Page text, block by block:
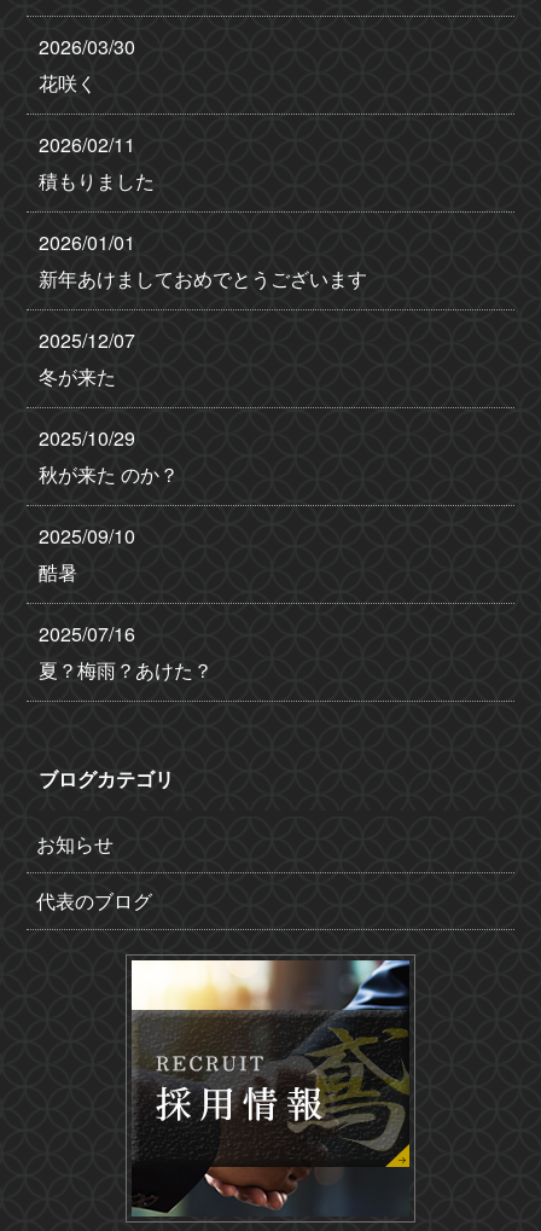
2026/03/30
花咲く
2026/02/11
積もりました
2026/01/01
新年あけましておめでとうございます
2025/12/07
冬が来た
2025/10/29
秋が来た のか？
2025/09/10
酷暑
2025/07/16
夏？梅雨？あけた？
ブログカテゴリ
お知らせ
代表のブログ